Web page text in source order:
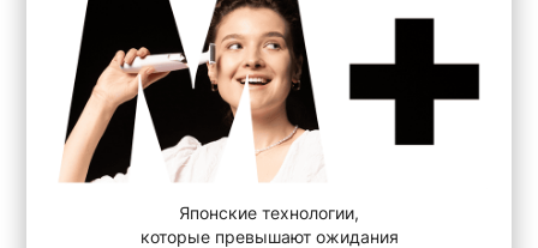
Японские технологии,
которые превышают ожидания